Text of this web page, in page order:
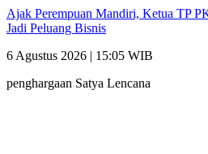
Ajak Perempuan Mandiri, Ketua TP
Jadi Peluang Bisnis
6 Agustus 2026 | 15:05 WIB
penghargaan Satya Lencana